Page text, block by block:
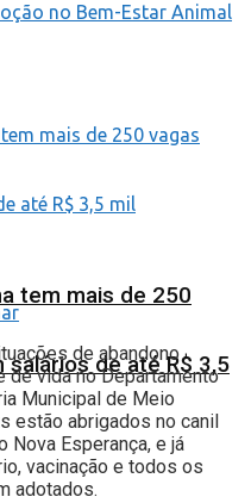
tem mais de 250
de até R$ 3,5
de abandono
de vida no Departamento
Municipal de Meio
estão abrigados no canil
Nova Esperança, e já
vacinação e todos os
adotados.